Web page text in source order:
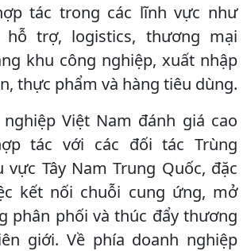
tác trong các lĩnh vực như
hỗ trợ, logistics, thương mại
khu công nghiệp, xuất nhập
thực phẩm và hàng tiêu dùng.
Việt Nam đánh giá cao
tác với các đối tác Trùng
vực Tây Nam Trung Quốc, đặc
kết nối chuỗi cung ứng, mở
phân phối và thúc đẩy thương
giới. Về phía doanh nghiệp